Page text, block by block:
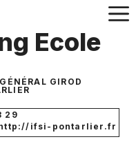
contenuEcole
GIROD
29
ifsi-pontarlier.fr